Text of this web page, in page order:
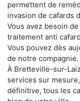
permettent de
invasion de cafards
Vous avez besoin
traitement anti
Vous pouvez dès
de notre compagnie.
À Bretteville-sur-
services sur
définitive, tous les